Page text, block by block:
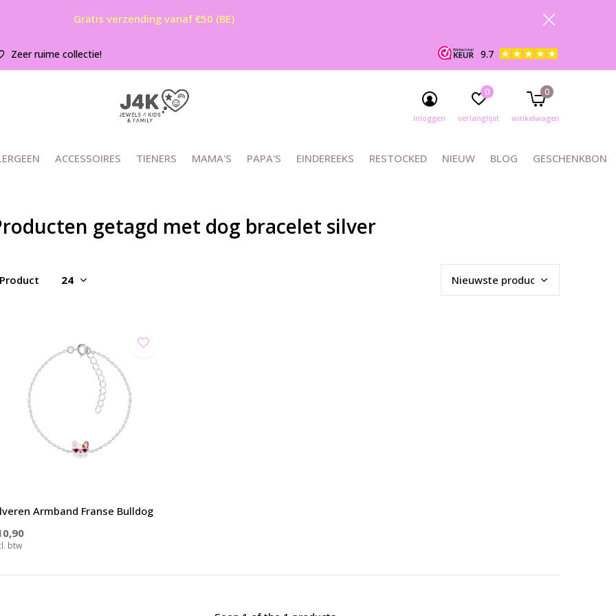
ACCESSOIRES TIENERS MAMA'S PAPA'S EINDEREEKS RESTOCKED NIEUW BLOG GESCHENKBON
inloggen verlanglijst
0
winkelwagen
0
Zeer ruime collectie! 9.7
Gratis verzending vanaf €50 (BE)
getagd met dog bracelet silver
Armband Franse Bulldog
btw